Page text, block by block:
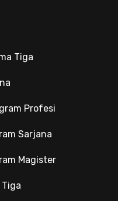
Tiga
Profesi
Sarjana
Magister